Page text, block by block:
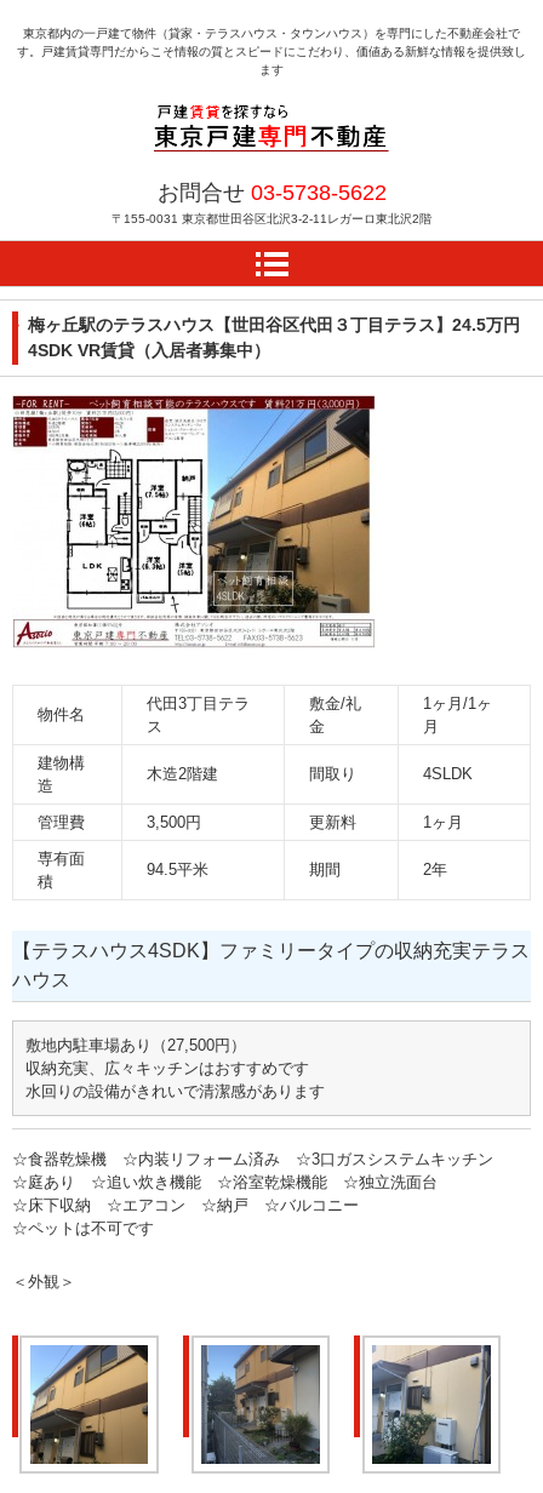
戸建賃貸を探すなら東京
戸建専門不動産
東京都内の一戸建て物件（貸家・テラスハウス・タウンハウス）を専門にした不動産会社で
す。戸建賃貸専門だからこそ情報の質とスピードにこだわり、価値ある新鮮な情報を提供致し
ます
お問合せ 03-5738-5622
〒155-0031 東京都世田谷区北沢3-2-11レガーロ東北沢2階
梅ヶ丘駅のテラスハウス【世田谷区代田３丁目テラス】24.5万円
4SDK VR賃貸（入居者募集中）
物件名
代田3丁目テラ
ス
敷金/礼
金
1ヶ月/1ヶ
月
建物構
造
木造2階建 間取り 4SLDK
管理費 3,500円 更新料
1ヶ月
専有面
積
94.5平米 期間 2年
【テラスハウス4SDK】ファミリータイプの収納充実テラス
ハウス
敷地内駐車場あり（27,500円）
収納充実、広々キッチンはおすすめです
水回りの設備がきれいで清潔感があります
☆食器乾燥機 ☆内装リフォーム済み ☆3口ガスシステムキッチン
☆庭あり ☆追い炊き機能 ☆浴室乾燥機能 ☆独立洗面台
☆床下収納 ☆エアコン ☆納戸 ☆バルコニー
☆ペットは不可です
＜外観＞